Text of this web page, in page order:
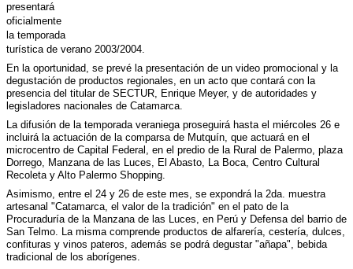
presentará
oficialmente
la temporada
turística de verano 2003/2004.
En la oportunidad, se prevé la presentación de un video promocional y la
degustación de productos regionales, en un acto que contará con la
presencia del titular de SECTUR, Enrique Meyer, y de autoridades y
legisladores nacionales de Catamarca.
La difusión de la temporada veraniega proseguirá hasta el miércoles 26 e
incluirá la actuación de la comparsa de Mutquín, que actuará en el
microcentro de Capital Federal, en el predio de la Rural de Palermo, plaza
Dorrego, Manzana de las Luces, El Abasto, La Boca, Centro Cultural
Recoleta y Alto Palermo Shopping.
Asimismo, entre el 24 y 26 de este mes, se expondrá la 2da. muestra
artesanal "Catamarca, el valor de la tradición" en el pato de la
Procuraduría de la Manzana de las Luces, en Perú y Defensa del barrio de
San Telmo. La misma comprende productos de alfarería, cestería, dulces,
confituras y vinos pateros, además se podrá degustar "añapa", bebida
tradicional de los aborígenes.